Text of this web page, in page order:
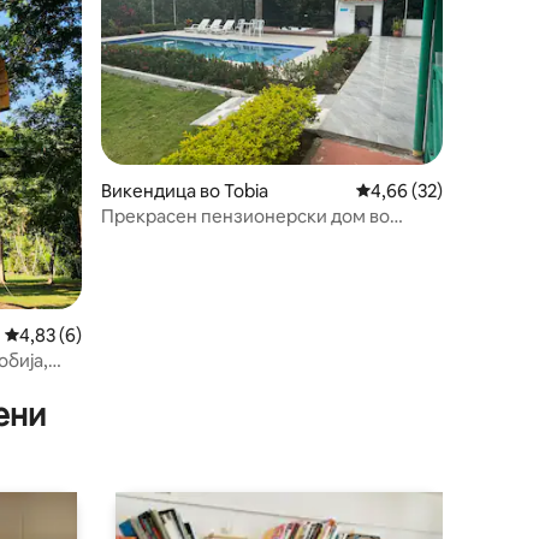
Просечна оцена: 4,83 од 5, 6 рецензии
4,83 (6)
Викендица во Tobia Просечна оцена:
4,66 (32)
Прекрасен пензионерски дом во